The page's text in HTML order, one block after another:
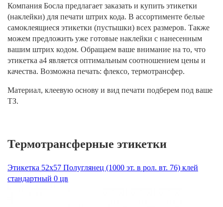
Компания Босла предлагает заказать и купить этикетки
(наклейки) для печати штрих кода. В ассортименте белые
самоклеящиеся этикетки (пустышки) всех размеров. Также
можем предложить уже готовые наклейки с нанесенным
вашим штрих кодом. Обращаем ваше внимание на то, что
этикетка а4 является оптимальным соотношением цены и
качества. Возможна печать: флексо, термотрансфер.
Материал, клеевую основу и вид печати подберем под ваше
ТЗ.
Термотрансферные этикетки
Этикетка 52х57 Полуглянец (1000 эт. в рол. вт. 76) клей
стандартный 0 цв